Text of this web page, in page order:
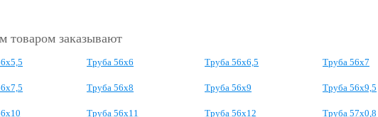
товаром заказывают
Труба 56x6 Труба 56x6,5 Труба 56x7
Труба 56x8 Труба 56x9 Труба 56x9,5
Труба 56x11 Труба 56x12 Труба 57x0,8